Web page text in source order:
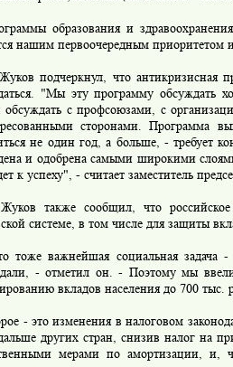
образования и
нашим первоочередным приоритетом
подчеркнул, что антикризисная
"Мы эту программу обсуждать
обсуждать с профсоюзами, с
сторонами. Программа
не один год, а больше, - требует
и одобрена самыми широкими
к успеху", - считает заместитель
также сообщил, что российское
системе, в том числе для защиты
важнейшая социальная задача -
- отметил он. - Поэтому мы
вкладов населения до 700 тыс.
- это изменения в налоговом
других стран, снизив налог на
мерами по амортизации, и,